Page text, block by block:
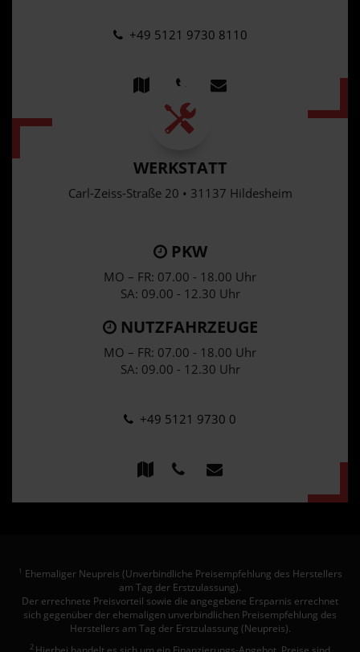
+49 5121 9730 8110
WERKSTATT
Carl-Zeiss-Straße 20 • 31137 Hildesheim
PKW
MO – FR: 07.00 - 18.00 Uhr
SA: 09.00 - 12.30 Uhr
NUTZFAHRZEUGE
MO – FR: 07.00 - 18.00 Uhr
SA: 09.00 - 12.30 Uhr
+49 5121 9730 0
1 Ehemaliger Neupreis (Unverbindliche Preisempfehlung des Herstellers
am Tag der Erstzulassung).
Der errechnete Preisvorteil sowie die angegebene Ersparnis errechnet
sich gegenüber der ehemaligen unverbindlichen Preisempfehlung des
Herstellers am Tag der Erstzulassung (Neupreis).
2